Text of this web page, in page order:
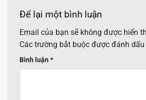
Để lại một bình luận
Email của bạn sẽ không được hiển
Các trường bắt buộc được đánh dấu
Bình luận *